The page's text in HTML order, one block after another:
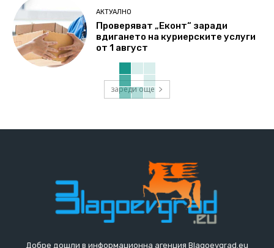
АКТУАЛНО
Проверяват „Еконт“ заради
вдигането на куриерските услуги
от 1 август
зареди още
Добре дошли в информационна агенция Blagoevgrad.eu